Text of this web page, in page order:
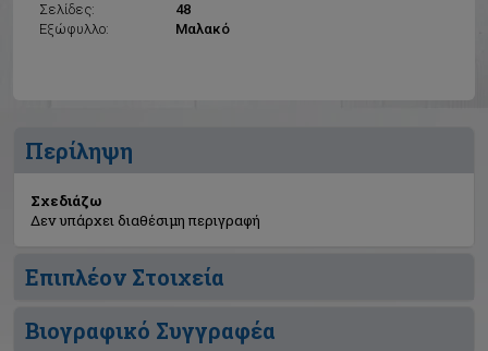
Σελίδες:
48
Εξώφυλλο:
Μαλακό
Περίληψη
Σχεδιάζω
Δεν υπάρχει διαθέσιμη περιγραφή
Επιπλέον Στοιχεία
Βιογραφικό Συγγραφέα